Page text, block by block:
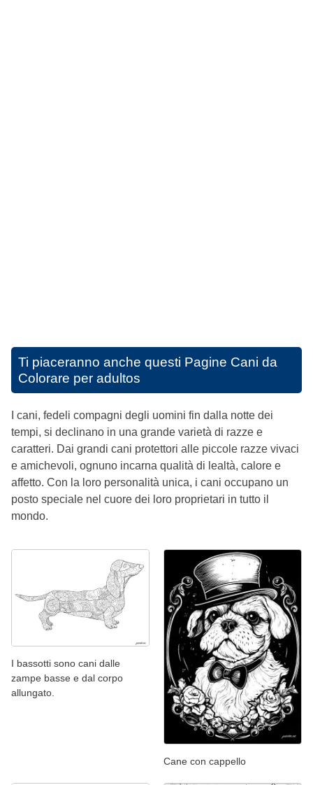
Ti piaceranno anche questi Pagine Cani da
Colorare per adultos
I cani, fedeli compagni degli uomini fin dalla notte dei
tempi, si declinano in una grande varietà di razze e
caratteri. Dai grandi cani protettori alle piccole razze vivaci
e amichevoli, ognuno incarna qualità di lealtà, calore e
affetto. Con la loro personalità unica, i cani occupano un
posto speciale nel cuore dei loro proprietari in tutto il
mondo.
I bassotti sono cani dalle
zampe basse e dal corpo
allungato.
Cane con cappello